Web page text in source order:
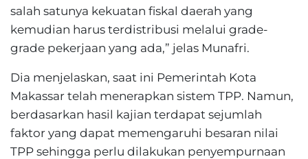
salah satunya kekuatan fiskal daerah yang
kemudian harus terdistribusi melalui grade-
grade pekerjaan yang ada,” jelas Munafri.
Dia menjelaskan, saat ini Pemerintah Kota
Makassar telah menerapkan sistem TPP. Namun,
berdasarkan hasil kajian terdapat sejumlah
faktor yang dapat memengaruhi besaran nilai
TPP sehingga perlu dilakukan penyempurnaan